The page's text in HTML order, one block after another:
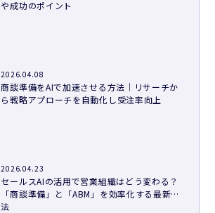
や成功のポイント
2026.04.08
商談準備をAIで加速させる方法｜リサーチか
ら戦略アプローチを自動化し受注率向上
2026.04.23
セールスAIの活用で営業組織はどう変わる？
「商談準備」と「ABM」を効率化する最新手
法